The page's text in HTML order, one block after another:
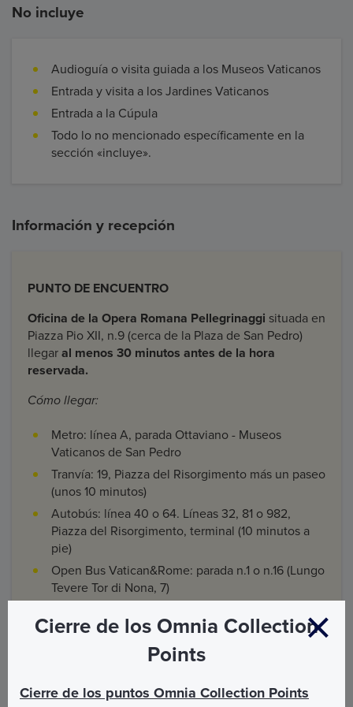
No incluye
Audioguía o visita guiada a los Museos Vaticanos
Entrada y visita a los Jardines Vaticanos
Entrada a la Cúpula
Todo lo no mencionado específicamente en la
sección «incluye».
Información y recepción
PUNTO DE ENCUENTRO
Oficina de la Opera Romana Pellegrinaggi situada en
Piazza Pio XII, n.9 (cerca de la Plaza de San Pedro)
llegar al menos 30 minutos antes de la hora
reservada.
Cómo llegar:
Metro: línea A, parada Ottaviano - Museos
Vaticanos de San Pedro
Tranvía: 19, Piazza del Risorgimento más un paseo
(unos 10 minutos)
Autobús: línea 40 o 64. Líneas 32, 81 o 982,
Piazza del Risorgimento, terminal (10 minutos a
pie)
Open Bus Vatican&Rome: parada n.1 o n.16 (Lungo
Tevere Tor di Nona, 7)
Cierre de los Omnia Collection
Points
Cierre de los puntos Omnia Collection Points